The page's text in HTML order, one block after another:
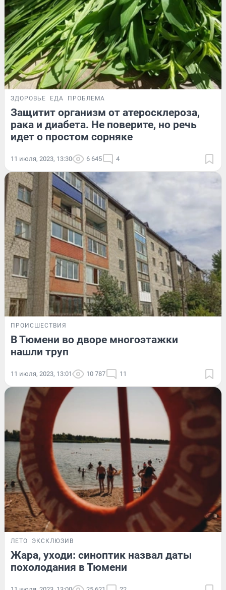
ЗДОРОВЬЕ ЕДА ПРОБЛЕМА
Защитит организм от атеросклероза,
рака и диабета. Не поверите, но речь
идет о простом сорняке
11 июля, 2023, 13:30 6 645 4
ПРОИСШЕСТВИЯ
В Тюмени во дворе многоэтажки
нашли труп
11 июля, 2023, 13:01 10 787 11
ЛЕТО ЭКСКЛЮЗИВ
Жара, уходи: синоптик назвал даты
похолодания в Тюмени